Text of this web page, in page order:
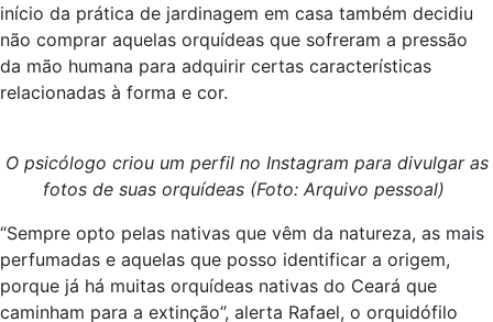
início da prática de jardinagem em casa também decidiu
não comprar aquelas orquídeas que sofreram a pressão
da mão humana para adquirir certas características
relacionadas à forma e cor.
O psicólogo criou um perfil no Instagram para divulgar as
fotos de suas orquídeas (Foto: Arquivo pessoal)
“Sempre opto pelas nativas que vêm da natureza, as mais
perfumadas e aquelas que posso identificar a origem,
porque já há muitas orquídeas nativas do Ceará que
caminham para a extinção”, alerta Rafael, o orquidófilo